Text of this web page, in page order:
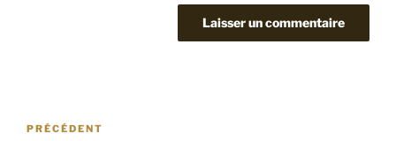
Navigation
Article
PRÉCÉDENT